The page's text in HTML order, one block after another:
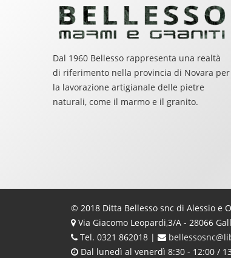
Dal 1960 Bellesso rappresenta una realtà
di riferimento nella provincia di Novara per
la lavorazione artigianale delle pietre
naturali, come il marmo e il granito.
© 2018 Ditta Bellesso snc di Alessio e
Via Giacomo Leopardi,3/A - 28066
Tel. 0321 862018 |
Dal lunedì al venerdì 8:30 - 12:00 /